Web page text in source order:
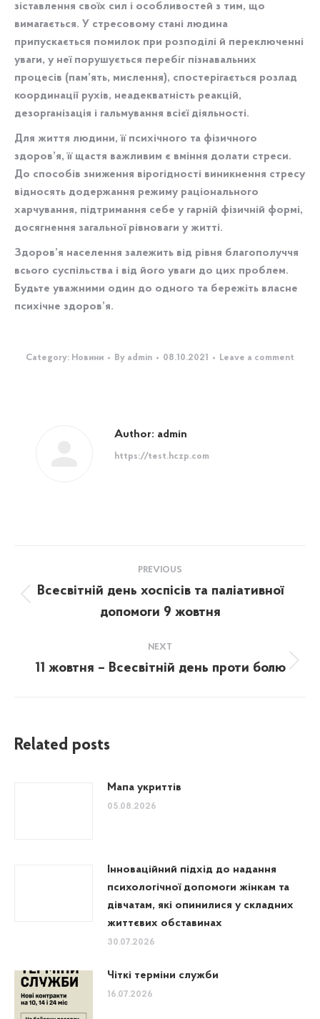
зіставлення своїх сил і особливостей з тим, що
вимагається. У стресовому стані людина
припускається помилок при розподілі й переключенні
уваги, у неї порушується перебіг пізнавальних
процесів (пам’ять, мислення), спостерігається розлад
координації рухів, неадекватність реакцій,
дезорганізація і гальмування всієї діяльності.
Для життя людини, її психічного та фізичного
здоров’я, її щастя важливим є вміння долати стреси.
До способів зниження вірогідності виникнення стресу
відносять додержання режиму раціонального
харчування, підтримання себе у гарній фізичній формі,
досягнення загальної рівноваги у житті.
Здоров’я населення залежить від рівня благополуччя
всього суспільства і від його уваги до цих проблем.
Будьте уважними один до одного та бережіть власне
психічне здоров’я.
Category: Новини By admin 08.10.2021 Leave a comment
Author: admin
https://test.hczp.com
navigation
PREVIOUS
post:
Всесвітній день хоспісів та паліативної
допомоги 9 жовтня
NEXT
Next
11 жовтня – Всесвітній день проти болю
Related posts
Мапа укриттів
05.08.2026
Інноваційний підхід до надання
психологічної допомоги жінкам та
дівчатам, які опинилися у складних
життєвих обставинах
30.07.2026
Чіткі терміни служби
16.07.2026